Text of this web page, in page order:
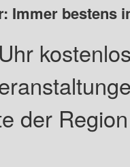
Immer bestens
der